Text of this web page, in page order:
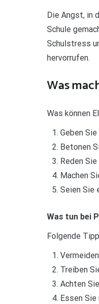
Die Angst, in
Schule
Schulstress
hervorrufen.
Was
Was können
Geben
Betonen
Reden
Machen
Seien Sie
Was tun bei
Folgende
Treiben
Achten
Essen